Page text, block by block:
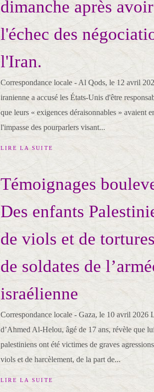
dimanche après
l'échec des
l'Iran.
Correspondance locale - Al Qods, le 12 avril
iranienne a accusé les États-Unis d'être
que leurs « exigences déraisonnables » avaient
l'impasse des pourparlers visant...
LIRE LA SUITE
Témoignages
Des enfants
de viols et de
de soldates de
israélienne
Correspondance locale - Gaza, le 10 avril 2026
d’Ahmed Al-Helou, âgé de 17 ans, révèle que
palestiniens ont été victimes de graves
viols et de harcèlement, de la part de...
LIRE LA SUITE